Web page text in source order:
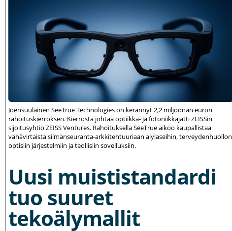
Joensuulainen SeeTrue Technologies on kerännyt 2,2 miljoonan euron
rahoituskierroksen. Kierrosta johtaa optiikka- ja fotoniikkajätti ZEISSin
sijoitusyhtiö ZEISS Ventures. Rahoituksella SeeTrue aikoo kaupallistaa
vähävirtaista silmänseuranta-arkkitehtuuriaan älylaseihin, terveydenhuollon
optisiin järjestelmiin ja teollisiin sovelluksiin.
Uusi muististandardi
tuo suuret
tekoälymallit